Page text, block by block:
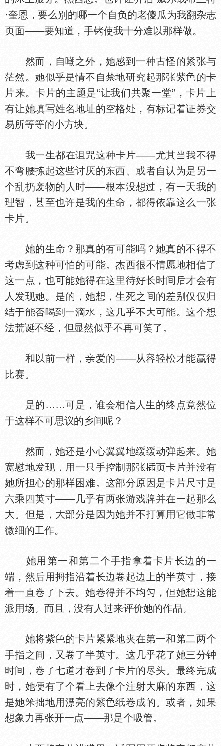
·奎恩，要么别的哪一个自负的老傻瓜为我翻杂志
页面——要知道，手铐使我十分难以那样做。
然而，自嘲之外，她感到一种古怪的紧张与
茫然。她似乎是情不自禁地研究起那张紫
的卡
片来。卡片的主题是“让我们共聚一堂”，卡片上
有让她填写姓名地址的空格
，有标记着证券交
易所等等的小方块。
我一生都在诅咒这种卡片——尤其当我不得
不弯腰拣起这些讨厌的东西、或者自认为是另一
个乱扔废物的人时——根本没想过，有一天我的
理智，甚至也许是我的生命，都得依靠这么一张
卡片。
她的生命？那真的有可能吗？她真的不得不
考虑到这种可怕的可能。杰西很不情愿地相信了
这一点，也可能她得在这里待好长时间后才会有
人发现她。是的，她想，生死之间的差别仅仅归
结于能否喝到一滴
，这几乎不大可能。这个想
法荒诞不经，但显然似乎不再可笑了。
和以前一样，
爱的——从容轻松才能赢得
比赛。
是的……可是，谁会相信人生的终点竟然位
于这样不可思议的乡间呢？
然而，她还是小心翼翼地缓缓动弹起来。她
宽慰地发现，用一只手控制那张
页卡片并没有
她所担心的那样困难。这部分原因是卡片尺寸是
六乘四英寸——几乎有两张游戏牌并在一起那么
大。但是，大部分是因为她并不打算用它做非常
微细的工作。
她用第一和第二个手指拿着卡片长边的一
端，然后用拇指沿着长边卷起边上的半英寸，接
着一直卷了下去。她卷得并不均匀，但她想这能
派用场。而且，没有人过来评价她的作品。
她将紫
的卡片紧紧地夹在第一和第二两个
手指之间，又卷了半英寸。这几乎花了她三分钟
时间，卷了七道才卷到了卡片的尽头。最终完成
时，她便有了个看上去像个注射大麻的东西，这
是她笨拙地用漂亮的紫
纸卷成的。或者，如果
想象力再张开一点——那是个吸管。